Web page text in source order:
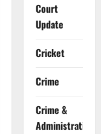
Court
Update
Cricket
Crime
Crime &
Administration